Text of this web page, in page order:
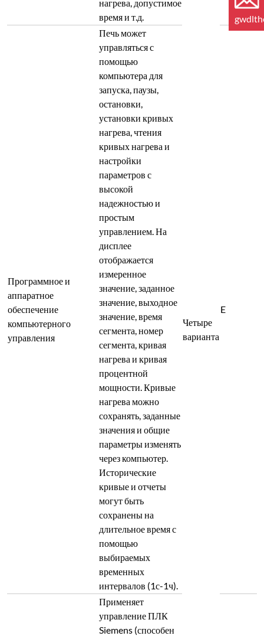
Четыре
варианта
нагрева, допустимое
время и т.д.
Программное и
аппаратное
обеспечение
компьютерного
управления
Печь может
управляться с
помощью
компьютера для
запуска, паузы,
остановки,
установки кривых
нагрева, чтения
кривых нагрева и
настройки
параметров с
высокой
надежностью и
простым
управлением. На
дисплее
отображается
измеренное
значение, заданное
значение, выходное
значение, время
сегмента, номер
сегмента, кривая
нагрева и кривая
процентной
мощности. Кривые
нагрева можно
сохранять, заданные
значения и общие
параметры изменять
через компьютер.
Исторические
кривые и отчеты
могут быть
сохранены на
длительное время с
помощью
выбираемых
временных
интервалов (1с-1ч).
E
Применяет
управление ПЛК
Siemens (способен